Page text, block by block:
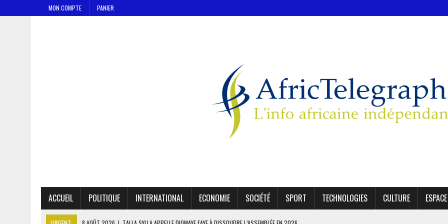
MON COMPTE PANIER
ACCUEIL POLITIQUE INTERNATIONAL ECONOMIE SOCIÉTÉ SPORT TECHNOLOGIES CULTURE